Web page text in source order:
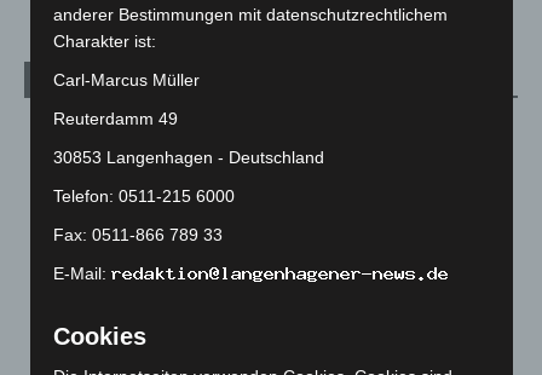
Archiv
Juli 2026 (73)
Juni 2026 (139)
Mai 2026(99)
April 2026(99)
Februar 2026
anderer Bestimmungen mit datenschutzrechtlichem
Charakter ist:
Carl-Marcus Müller
Reuterdamm 49
30853 Langenhagen - Deutschland
Telefon: 0511-215 6000
Fax: 0511-866 789 33
E-Mail:
Cookies